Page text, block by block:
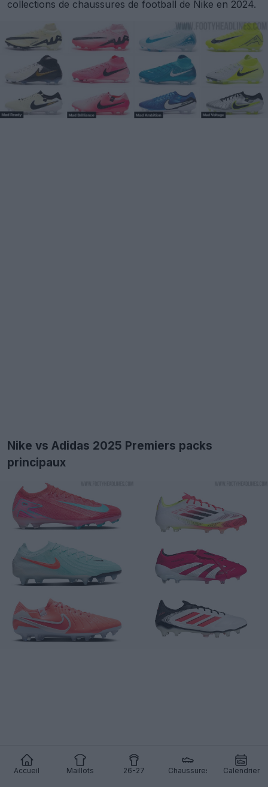
Accueil Maillots 26-27 Chaussures Calendrier
collections de chaussures de football de Nike en 2024.
Nike vs Adidas 2025 Premiers packs
principaux